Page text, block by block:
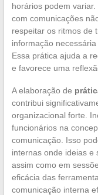
horários podem
com comunicações
respeitar os ritmos de
informação
Essa prática ajuda a
e favorece uma
A elaboração de
contribui
organizacional forte.
funcionários na
comunicação. Isso
internas onde ideias e
assim como em
eficácia das
comunicação interna